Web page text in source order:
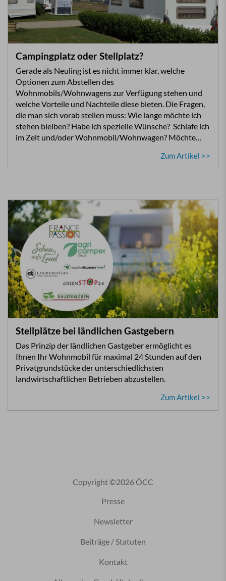
Campingplatz oder Stellplatz?
Gerade als Neuling ist es nicht immer klar, welche
Optionen zum Abstellen des
Wohnmobils/Wohnwagens zur Verfügung stehen und
welche Vorteile und Nachteile diese bieten. Die Fragen,
die man sich vorab stellen muss: Wie lange möchte ich
stehen bleiben? Habe ich spezielle Wünsche? Schlafe ich
im Zelt und/oder Wohnmobil/Wohnwagen? Möchte…
Zum Artikel >>
Stellplätze bei ländlichen Gastgebern
Das Prinzip der ländlichen Gastgeber ermöglicht es
Ihnen Ihr Wohnmobil für maximal 24 Stunden auf den
Privatgrundstücke der unterschiedlichsten
landwirtschaftlichen Betrieben abzustellen.
Zum Artikel >>
Copyright ©2026 ÖCC
Presse
Newsletter
Beiträge / Statuten
Kontakt